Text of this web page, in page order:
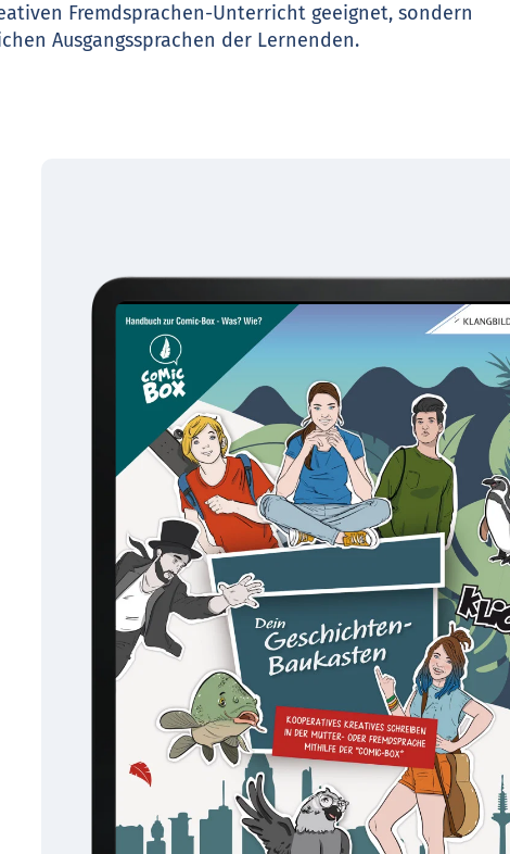
Fremdsprachen-Unterricht geeignet, sondern
Ausgangssprachen der Lernenden.